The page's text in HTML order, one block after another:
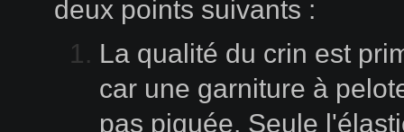
deux points suivants :
La qualité du crin est
car une garniture à
pas piquée. Seule